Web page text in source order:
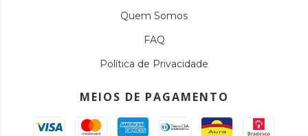
Quem Somos
FAQ
Política de Privacidade
MEIOS DE PAGAMENTO